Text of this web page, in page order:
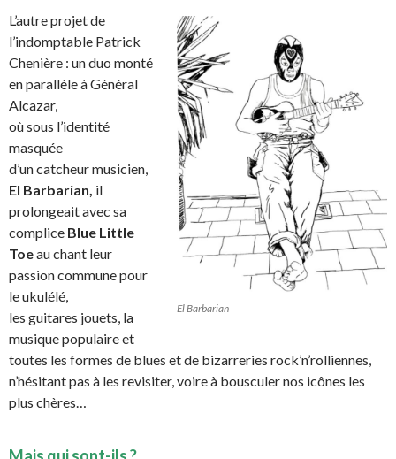
El Barbarian
L’autre projet de
l’indomptable Patrick
Chenière : un duo monté
en parallèle à Général
Alcazar,
où sous l’identité
masquée
d’un catcheur musicien,
El Barbarian, il
prolongeait avec sa
complice Blue Little
Toeau chant leur
passion commune pour
le ukulélé,
les guitares jouets, la
musique populaire et
toutes les formes de blues et de bizarreries rock’n’rolliennes,
n’hésitant pas à les revisiter, voire à bousculer nos icônes les
plus chères…